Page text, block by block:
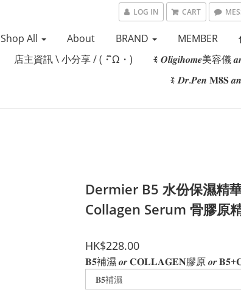
LOG IN CART
Shop All About BRAND MEMBER
店主資訊 \ 小分享 / (・ิω・)
ꉂ 𝑶𝒍𝒊𝒈𝒊𝒉𝒐𝒎𝒆美容儀
ꉂ 𝑫𝒓.𝑷𝒆𝒏 𝐌𝟖𝐒
Dermier B5 水份保濕精
Collagen Serum 骨膠原
HK$228.00
𝐁𝟓補濕 𝒐𝒓 𝐂𝐎𝐋𝐋𝐀𝐆𝐄𝐍膠原 𝒐𝒓